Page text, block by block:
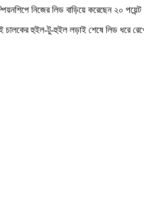
নিজের লিড বাড়িয়ে করেছেন ২০
হুইল-টু-হুইল লড়াই শেষে লিড ধরে